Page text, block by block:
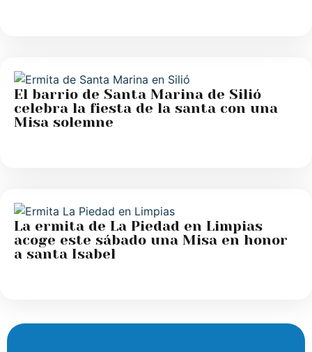
El barrio de Santa Marina de Silió
celebra la fiesta de la santa con una
Misa solemne
La ermita de La Piedad en Limpias
acoge este sábado una Misa en honor
a santa Isabel